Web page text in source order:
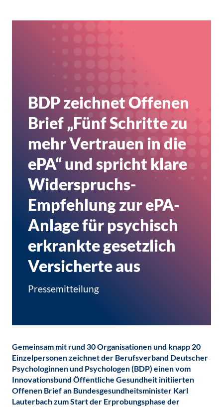
BDP zeichnet Offenen
Brief „Fünf Schritte zu
mehr Vertrauen in die
ePA“ und spricht klare
Widerspruchs-
Empfehlung zur ePA-
Anlage für psychisch
erkrankte gesetzlich
Versicherte aus
Pressemitteilung
Gemeinsam mit rund 30 Organisationen und knapp 20
Einzelpersonen zeichnet der Berufsverband Deutscher
Psychologinnen und Psychologen (BDP) einen vom
Innovationsbund Öffentliche Gesundheit initiierten
Offenen Brief an Bundesgesundheitsminister Karl
Lauterbach zum Start der Erprobungsphase der